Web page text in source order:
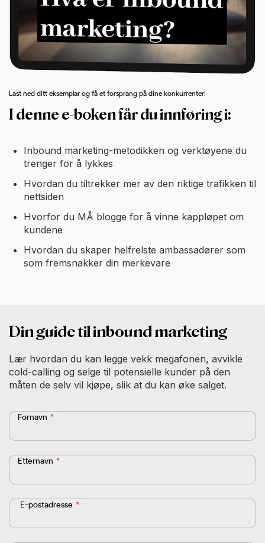
Last ned ditt eksemplar og få et forsprang på dine konkurrenter!
I denne e-boken får du innføring i:
Inbound marketing-metodikken og verktøyene du
trenger for å lykkes
Hvordan du tiltrekker mer av den riktige trafikken til
nettsiden
Hvorfor du MÅ blogge for å vinne kappløpet om
kundene
Hvordan du skaper helfrelste ambassadører som
som fremsnakker din merkevare
Din guide til inbound marketing
Lær hvordan du kan legge vekk megafonen, avvikle
cold-calling og selge til potensielle kunder på den
måten de selv vil kjøpe, slik at du kan øke salget.
Fornavn *
Etternavn *
E-postadresse *